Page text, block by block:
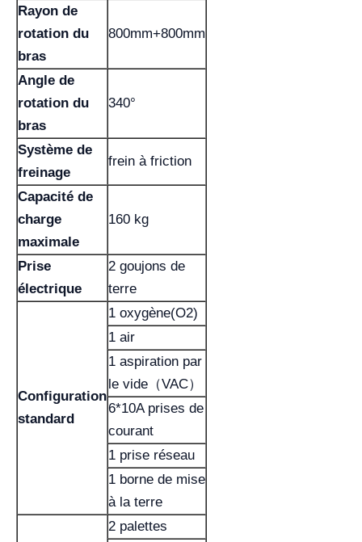
Rayon de
rotation du
bras
800mm+800mm
Angle de
rotation du
bras
340°
Système de
freinage
frein à friction
Capacité de
charge
maximale
160 kg
Prise
électrique
2 goujons de
terre
Configuration
standard
1 oxygène(O2)
1 air
1 aspiration par
le vide（VAC）
6*10A prises de
courant
1 prise réseau
1 borne de mise
à la terre
2 palettes